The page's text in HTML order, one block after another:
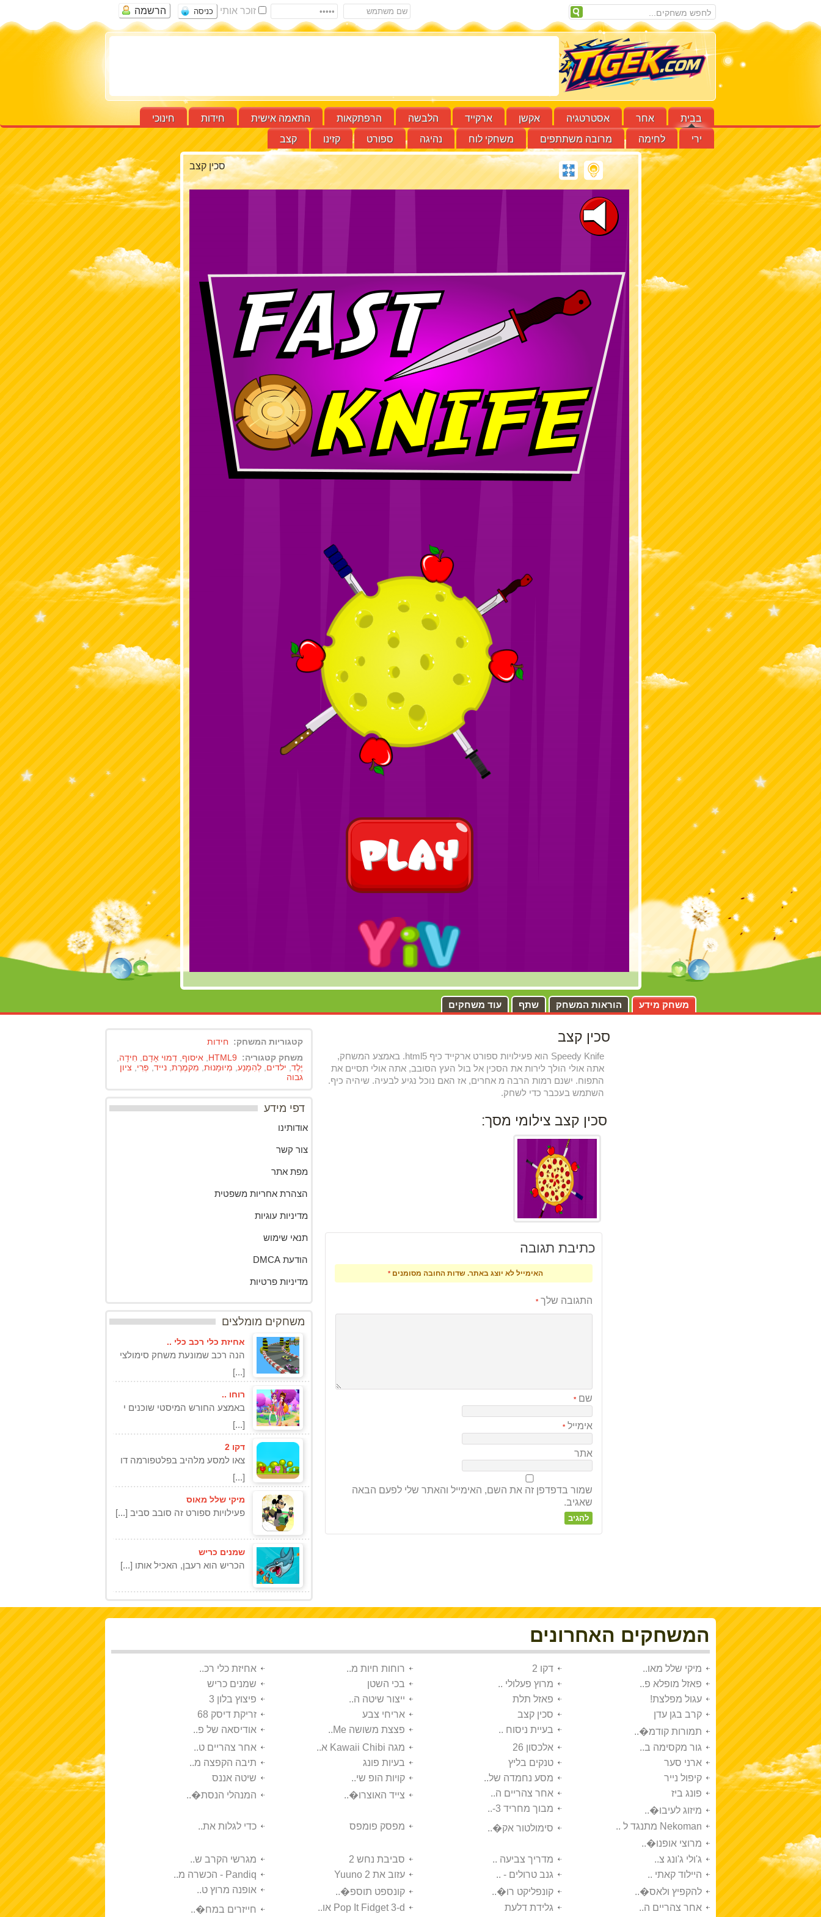
זוכר אותי הרשמה
בבית אחר אסטרטגיה אקשן ארקייד הלבשה הרפתקאות התאמה אישית חידות
חינוכי
ירי
לחימה מרובה משתתפים משחקי לוח נהיגה ספורט קזינו קצב
סכין קצב
משחק מידע הוראות המשחק שתף עוד משחקים
סכין קצב
Speedy Knife הוא פעילויות ספורט ארקייד כיף html5. באמצע המשחק,
אתה אולי הולך לירות את הסכין אל בול העץ הסובב, אתה אולי תסיים את
התפוח. ישנם רמות הרבה מ אחרים, אז האם נוכל נגיע לבעיה. שיהיה כיף.
השתמש בעכבר כדי לשחק.
סכין קצב צילומי מסך:
כתיבת תגובה
האימייל לא יוצג באתר. שדות החובה מסומנים*
התגובה שלך *
שם *
אימייל *
אתר
שמור בדפדפן זה את השם, האימייל והאתר שלי לפעם הבאה
שאגיב.
קטגוריות המשחק: חידות
משחק קטגוריה: HTML9 איסוף דְמוּי אָדָם חִידָה
יֶלֶד ילדים לְהִמָנַע מְיוּמָנוּת מִקמֶרֶת נייד פְּרִי
ציון
גבוה
דפי מידע
אודותינו
צור קשר
מפת אתר
הצהרת אחריות משפטית
מדיניות עוגיות
תנאי שימוש
הודעת DMCA
מדיניות פרטיות
משחקים מומלצים
אחיזת כלי רכב כלי ..
הנה רכב שמונעת משחק סימולצי
[...]
רוחו ..
באמצע החורש המיסטי שוכנים י
[...]
דקו 2
צאו למסע מלהיב בפלטפורמה דו
[...]
מיקי שלל מאוס
פעילויות ספורט זה סובב סביב [...]
שמנים כריש
הכריש הוא רעבן, האכיל אותו [...]
המשחקים האחרונים
אחיזת כלי רכ.. רוחות חיות מ.. דקו 2
מיקי שלל מאו..
שמנים כריש
בכי השטן מרוץ פעלולי ..
פאזל מופלא פ..
פיצוץ בלון 3
ייצור שיטה ה.. פאזל תלת
עגול מפלצת!
זריקת דיסק 68
אריחי צבע סכין קצב
קרב בגן עדן
אודיסאה של פ..
פצצת משושה Me.. בעיית ניסוח ..
תמורות קודמ�..
אחר צהריים ט..
מגה Kawaii Chibi א.. אלכסון 26
גור מקסימה ב..
תיבה הקפצה מ..
בעיות פונג טנקים בליץ
ארני סער
שיטה אננס
קויות הופ שי.. מסע נחמדה של..
קיפול נייר
המנהלי הנסת�..
צייד האוצרו�.. אחר צהריים ה..
פונג ביז
מבוך מחריד 3-..
מיזוג לעיבו�..
כדי לגלות את..
מפסק פומפס סימולטור אק�..
Nekoman מתנגד ל ..
מרוצי אופנו�..
מגרשי הקרב ש..
סביבת נחש 2 מדריך צביעה ..
ג'ולי ג'ונג צ..
Pandiq - הכשרה מ..
עזוב את Yuuno 2 גנב טרולים - ..
היילוד קאתי ..
אופנה מרוץ ט..
קונספט תוספ�.. קונפליקט רו�..
להקפיץ ולאס�..
חייזרים במח�..
Pop It Fidget 3-d או.. גלידת דלעת אחר צהריים ה..